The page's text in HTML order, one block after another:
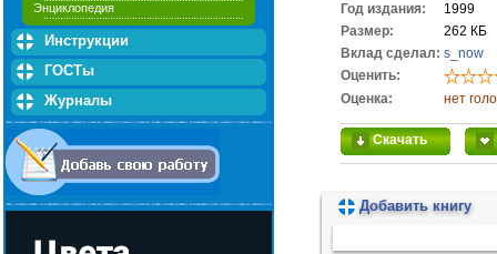
Энциклопедия
Инструкции
ГОСТы
Журналы
Год издания:
1999
Размер:
262 КБ
Вклад сделал: s_now
Оценить:
Оценка:
нет
Скачать
Добавить книгу